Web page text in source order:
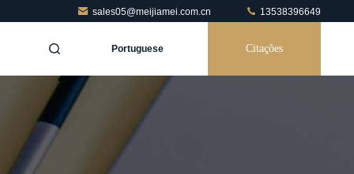
sales05@meijiamei.com.cn 13538396649
Portuguese Citações